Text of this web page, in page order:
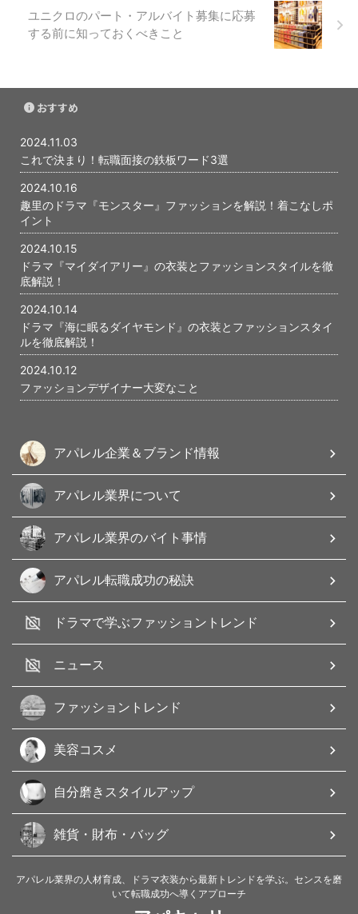
ユニクロのパート・アルバイト募集に応募
する前に知っておくべきこと
おすすめ
2024.11.03
これで決まり！転職面接の鉄板ワード3選
2024.10.16
趣里のドラマ『モンスター』ファッションを解説！着こなしポ
イント
2024.10.15
ドラマ『マイダイアリー』の衣装とファッションスタイルを徹
底解説！
2024.10.14
ドラマ『海に眠るダイヤモンド』の衣装とファッションスタイ
ルを徹底解説！
2024.10.12
ファッションデザイナー大変なこと
アパレル企業＆ブランド情報
アパレル業界について
アパレル業界のバイト事情
アパレル転職成功の秘訣
ドラマで学ぶファッショントレンド
ニュース
ファッショントレンド
美容コスメ
自分磨きスタイルアップ
雑貨・財布・バッグ
アパレル業界の人材育成、ドラマ衣装から最新トレンドを学ぶ。センスを磨
いて転職成功へ導くアプローチ